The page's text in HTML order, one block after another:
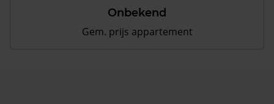
Onbekend
Gem. prijs appartement